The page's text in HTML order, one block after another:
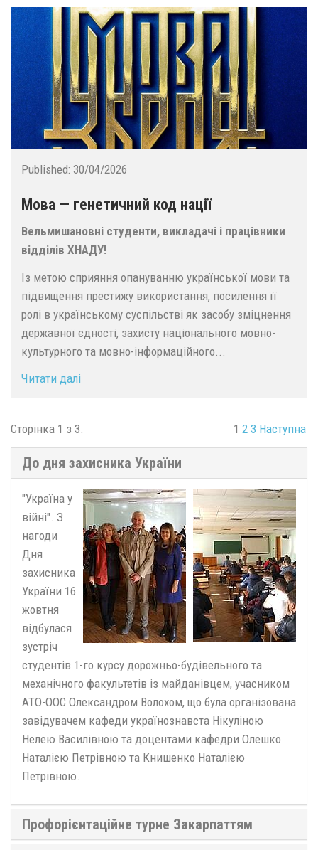
Published: 30/04/2026
Мова — генетичний код нації
Вельмишановні студенти, викладачі і працівники
відділів ХНАДУ!
Із метою сприяння опануванню української мови та
підвищення престижу використання, посилення її
ролі в українському суспільстві як засобу зміцнення
державної єдності, захисту національного мовно-
культурного та мовно-інформаційного...
Читати далі
Сторінка 1 з 3. 1 2 3 Наступна
До дня захисника України
"Україна у
війні". З
нагоди
Дня
захисника
України 16
жовтня
відбулася
зустріч
студентів 1-го курсу дорожньо-будівельного та
механічного факультетів із майданівцем, учасником
АТО-ООС Олександром Волохом, що була організована
завідувачем кафеди українознавста Нікуліною
Нелею Василівною та доцентами кафедри Олешко
Наталією Петрівною та Книшенко Наталією
Петрівною.
Профорієнтаційне турне Закарпаттям